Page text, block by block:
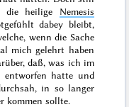
die heilige Nemesis
dabey bleibt,
wenn die Sache
mich gelehrt haben
daß, was ich im
entworfen hatte und
in so langer
kommen sollte.